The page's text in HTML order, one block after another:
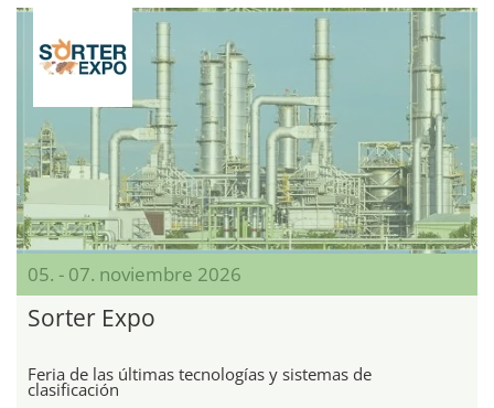
05. - 07. noviembre 2026
Sorter Expo
Feria de las últimas tecnologías y sistemas de
clasificación